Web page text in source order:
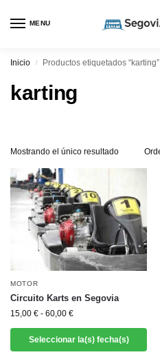
MENU
Inicio / Productos etiquetados “karting”
karting
Mostrando el único resultado
MOTOR
Circuito Karts en Segovia
15,00 € - 60,00 €
Seleccionar la(s) fecha(s)